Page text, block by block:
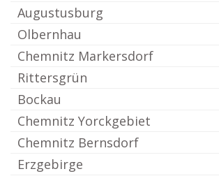
Augustusburg
Olbernhau
Chemnitz Markersdorf
Rittersgrün
Bockau
Chemnitz Yorckgebiet
Chemnitz Bernsdorf
Erzgebirge